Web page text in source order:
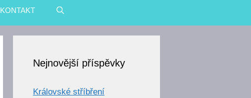
KONTAKT
Nejnovější příspěvky
Královské stříbření